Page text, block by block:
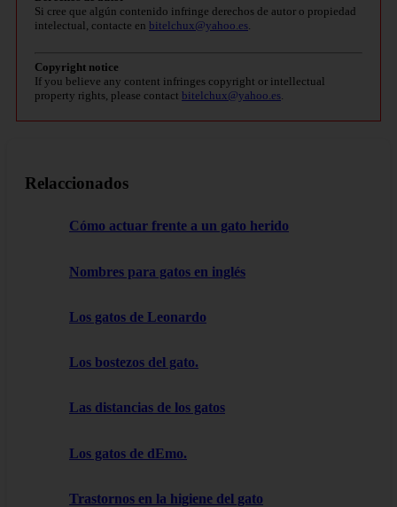
Si cree que algún contenido infringe derechos de autor o propiedad
intelectual, contacte en bitelchux@yahoo.es
Copyright notice
If you believe any content infringes copyright or intellectual
property rights, please contact bitelchux@yahoo.es
Relaccionados
Cómo actuar frente a un gato herido
Nombres para gatos en inglés
Los gatos de Leonardo
Los bostezos del gato.
Las distancias de los gatos
Los gatos de dEmo.
Trastornos en la higiene del gato